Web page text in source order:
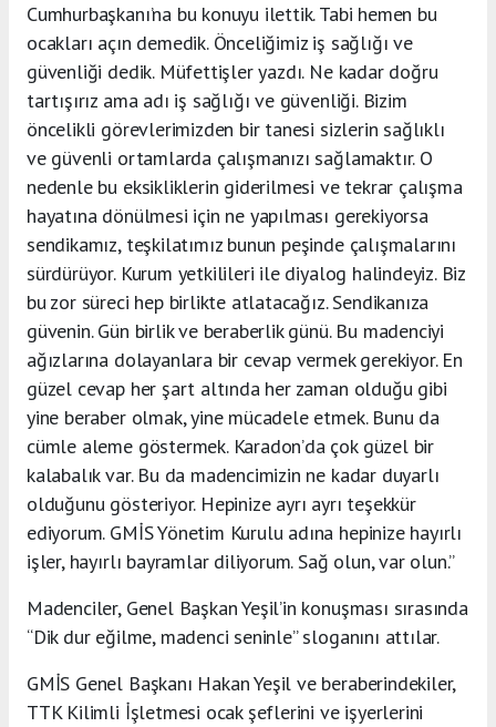
Cumhurbaşkanı’na bu konuyu ilettik. Tabi hemen bu
ocakları açın demedik. Önceliğimiz iş sağlığı ve
güvenliği dedik. Müfettişler yazdı. Ne kadar doğru
tartışırız ama adı iş sağlığı ve güvenliği. Bizim
öncelikli görevlerimizden bir tanesi sizlerin sağlıklı
ve güvenli ortamlarda çalışmanızı sağlamaktır. O
nedenle bu eksikliklerin giderilmesi ve tekrar çalışma
hayatına dönülmesi için ne yapılması gerekiyorsa
sendikamız, teşkilatımız bunun peşinde çalışmalarını
sürdürüyor. Kurum yetkilileri ile diyalog halindeyiz. Biz
bu zor süreci hep birlikte atlatacağız. Sendikanıza
güvenin. Gün birlik ve beraberlik günü. Bu madenciyi
ağızlarına dolayanlara bir cevap vermek gerekiyor. En
güzel cevap her şart altında her zaman olduğu gibi
yine beraber olmak, yine mücadele etmek. Bunu da
cümle aleme göstermek. Karadon’da çok güzel bir
kalabalık var. Bu da madencimizin ne kadar duyarlı
olduğunu gösteriyor. Hepinize ayrı ayrı teşekkür
ediyorum. GMİS Yönetim Kurulu adına hepinize hayırlı
işler, hayırlı bayramlar diliyorum. Sağ olun, var olun.”
Madenciler, Genel Başkan Yeşil’in konuşması sırasında
“Dik dur eğilme, madenci seninle” sloganını attılar.
GMİS Genel Başkanı Hakan Yeşil ve beraberindekiler,
TTK Kilimli İşletmesi ocak şeflerini ve işyerlerini